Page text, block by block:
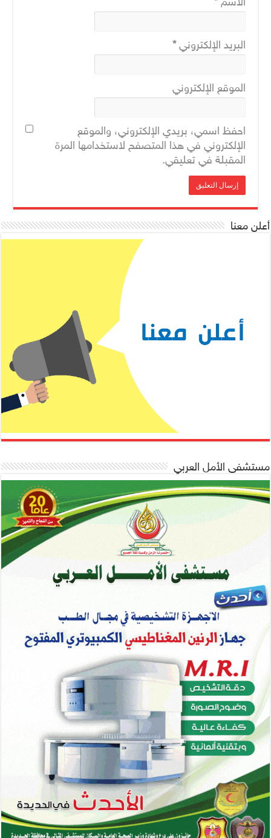
البريد الإلكتروني*
الموقع الإلكتروني
احفظ اسمي، بريدي الإلكتروني، والموقع
الإلكتروني في هذا المتصفح لاستخدامها المرة
المقبلة في تعليقي.
أعلن معنا
مستشفى الأمل العربي